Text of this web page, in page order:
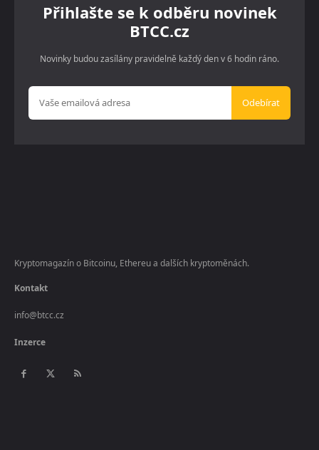
Přihlašte se k odběru novinek
BTCC.cz
Novinky budou zasílány pravidelně každý den v 6 hodin ráno.
Odebírat
Kryptomagazín o Bitcoinu, Ethereu a dalších kryptoměnách.
Kontakt
info@btcc.cz
Inzerce